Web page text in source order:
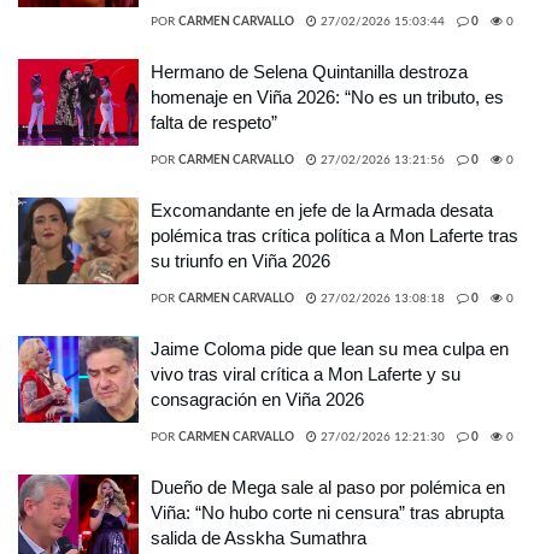
POR CARMEN CARVALLO 27/02/2026 15:03:44 0 0
Hermano de Selena Quintanilla destroza
homenaje en Viña 2026: “No es un tributo, es
falta de respeto”
POR CARMEN CARVALLO 27/02/2026 13:21:56 0 0
Excomandante en jefe de la Armada desata
polémica tras crítica política a Mon Laferte tras
su triunfo en Viña 2026
POR CARMEN CARVALLO 27/02/2026 13:08:18 0 0
Jaime Coloma pide que lean su mea culpa en
vivo tras viral crítica a Mon Laferte y su
consagración en Viña 2026
POR CARMEN CARVALLO 27/02/2026 12:21:30 0 0
Dueño de Mega sale al paso por polémica en
Viña: “No hubo corte ni censura” tras abrupta
salida de Asskha Sumathra